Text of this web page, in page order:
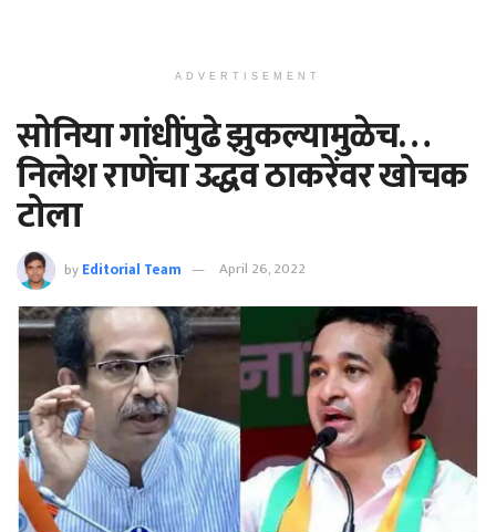
ADVERTISEMENT
सोनिया गांधींपुढे झुकल्यामुळेच…
निलेश राणेंचा उद्धव ठाकरेंवर खोचक
टोला
byEditorial Team April 26, 2022